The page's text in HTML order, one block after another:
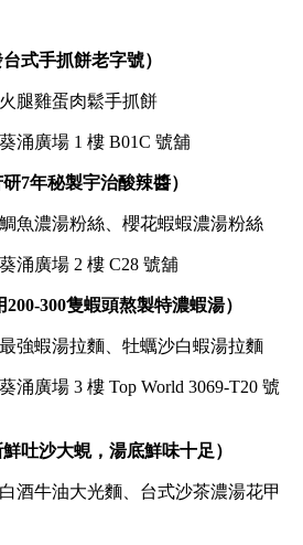
式手抓餅老字號）
火腿雞蛋肉鬆手抓餅
葵涌廣場 1 樓 B01C 號舖
7年秘製宇治酸辣醬）
鯛魚濃湯粉絲、櫻花蝦蝦濃湯粉絲
葵涌廣場 2 樓 C28 號舖
300隻蝦頭熬製特濃蝦湯）
最強蝦湯拉麵、牡蠣沙白蝦湯拉麵
葵涌廣場 3 樓 Top World 3069-T20 號
吐沙大蜆，湯底鮮味十足）
白酒牛油大光麵、台式沙茶濃湯花甲